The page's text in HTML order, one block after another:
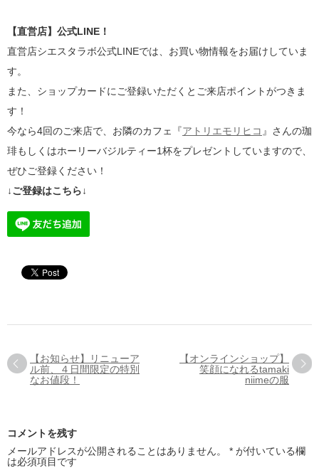
【直営店】公式LINE！
直営店シエスタラボ公式LINEでは、お買い物情報をお届けしていま
す。
また、ショップカードにご登録いただくとご来店ポイントがつきま
す！
今なら4回のご来店で、お隣のカフェ『アトリエモリヒコ 』さんの珈
琲もしくはホーリーバジルティー1杯をプレゼントしていますので、
ぜひご登録ください！
↓ご登録はこちら↓
【お知らせ】リニューア
ル前、４日間限定の特別
なお値段！
【オンラインショップ】
笑顔になれるtamaki
niimeの服
コメントを残す
メールアドレスが公開されることはありません。
* が付いている欄
は必須項目です